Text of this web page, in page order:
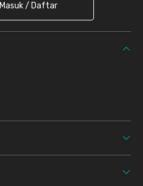
Masuk / Daftar